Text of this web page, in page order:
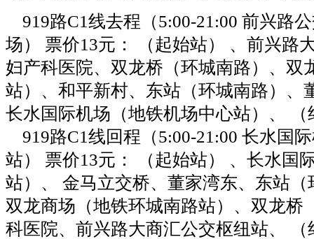
919路C1线去程（5:00-21:00 前兴路
场） 票价13元： （起始站） 、前兴路
妇产科医院、双龙桥（环城南路）、双
站）、和平新村、东站（环城南路）、
长水国际机场（地铁机场中心站）、 （
919路C1线回程（5:00-21:00 长水国
站） 票价13元： （起始站） 、长水国
站）、 金马立交桥、董家湾东、东站
双龙商场（地铁环城南路站）、双龙桥
科医院、前兴路大商汇公交枢纽站、 （